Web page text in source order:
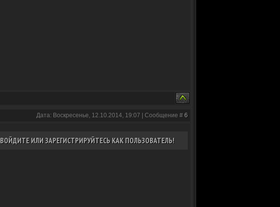
Дата: Воскресенье, 12.10.2014, 19:07 | Сообщение # 6
ВОЙДИТЕ ИЛИ ЗАРЕГИСТРИРУЙТЕСЬ КАК ПОЛЬЗОВАТЕЛЬ!